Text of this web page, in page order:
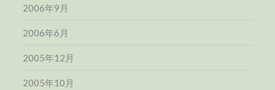
2006年9月
2006年6月
2005年12月
2005年10月